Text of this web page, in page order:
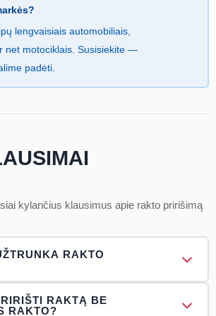
lengvaisiais automobiliais,
net motociklais. Susisiekite —
padėti.
kylančius klausimus apie rakto pririšimą
RAKTO
užtrunka 30–90 minučių,
RAKTĄ BE
RAKTO?